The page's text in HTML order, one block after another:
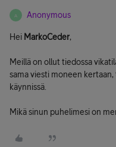
A Anonymous
Hei MarkoCeder,
Meillä on ollut tiedossa
sama viesti moneen
käynnissä.
Mikä sinun puhelimesi on